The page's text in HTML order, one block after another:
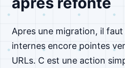
Apres une migration, il
internes encore pointes
URLs. C est une action